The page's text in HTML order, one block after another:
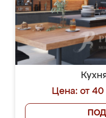
Цена: от